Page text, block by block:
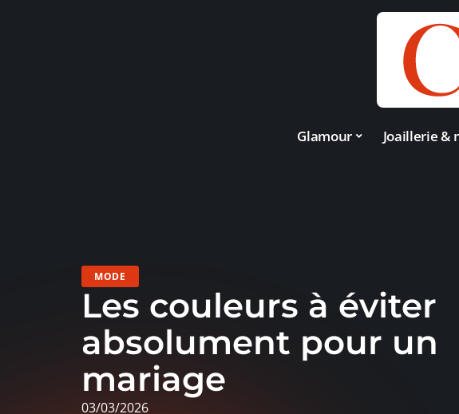
Glamour Joaillerie &
MODE
Les couleurs à éviter
absolument pour un
mariage
03/03/2026